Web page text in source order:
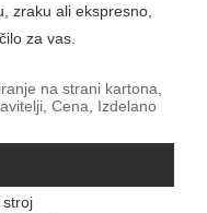
zraku ali ekspresno,
za vas.
na strani kartona,
Cena, Izdelano
stroj